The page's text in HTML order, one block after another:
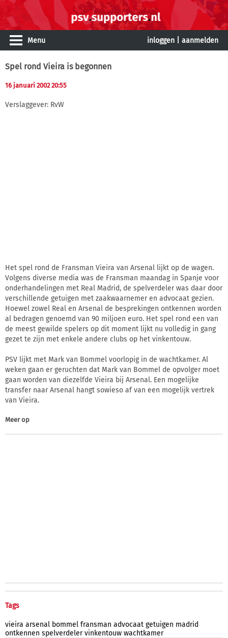
Menu inloggen aanmelden
Spel rond Vieira is begonnen
16 januari 2002 20:55
Verslaggever: RvW
Het spel rond de Fransman Vieira van Arsenal lijkt op de wagen.
Volgens diverse media was de Fransman maandag in Spanje voor
onderhandelingen met Real Madrid, de spelverdeler was daar door
verschillende getuigen met zaakwaarnemer en advocaat gezien.
Hoewel zowel Real en Arsenal de besprekingen ontkennen worden
al bedragen genoemd van 90 miljoen euro. Het spel rond een van
de meest gewilde spelers op dit moment lijkt nu volledig in gang
gezet te zijn met enkele andere clubs op het vinkentouw.
PSV lijkt met Mark van Bommel voorlopig in de wachtkamer. Al
weken gaan er geruchten dat Mark van Bommel de opvolger moet
gaan worden van diezelfde Vieira bij Arsenal. Een mogelijke
transfer naar Arsenal hangt sowieso af van een mogelijk vertrek
van Vieira.
Meer op
Tags
vieira arsenal bommel fransman advocaat getuigen madrid
ontkennen spelverdeler vinkentouw wachtkamer